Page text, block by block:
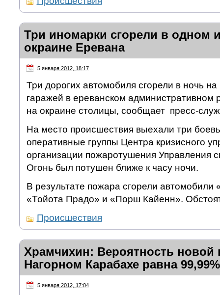
Три иномарки сгорели в одном
окраине Еревана
5 января 2012, 18:17
Три дорогих автомобиля сгорели в ночь на
гаражей в ереванском
на окраине столицы, сообщает пресс-
На место происшествия выехали три
оперативные группы Центра кризисного
организации пожаротушения Управления
Огонь был потушен ближе к часу ночи.
В результате пожара сгорели автомобили
«Тойота Прадо» и «Порш Кайенн».
Происшествия
Храмчихин: Вероятность
Нагорном Карабахе равна 99,99%
5 января 2012, 17:04